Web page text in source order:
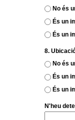
No és
És un
És un
8.
No és
És un
És un
N'heu